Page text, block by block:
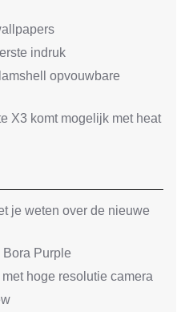
indruk
opvouwbare
X3 komt mogelijk met heat
je weten over de nieuwe
Purple
hoge resolutie camera